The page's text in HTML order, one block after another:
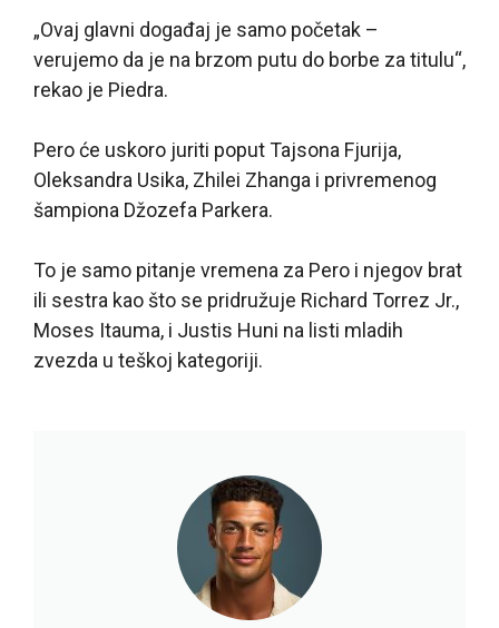
„Ovaj glavni događaj je samo početak –
verujemo da je na brzom putu do borbe za titulu“,
rekao je Piedra.
Pero će uskoro juriti poput Tajsona Fjurija,
Oleksandra Usika, Zhilei Zhanga i privremenog
šampiona Džozefa Parkera.
To je samo pitanje vremena za Pero i njegov brat
ili sestra kao što se pridružuje Richard Torrez Jr.,
Moses Itauma, i Justis Huni na listi mladih
zvezda u teškoj kategoriji.